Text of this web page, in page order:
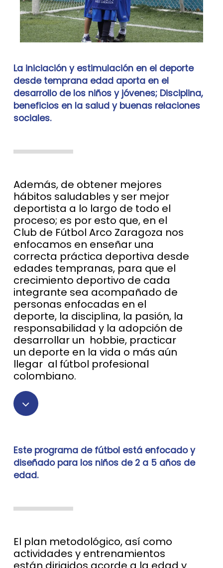
La iniciación y estimulación en el deporte
desde temprana edad aporta en el
desarrollo de los niños y jóvenes; Disciplina,
beneficios en la salud y buenas relaciones
sociales.
Además, de obtener mejores
hábitos saludables y ser mejor
deportista a lo largo de todo el
proceso; es por esto que, en el
Club de Fútbol Arco Zaragoza nos
enfocamos en enseñar una
correcta práctica deportiva desde
edades tempranas, para que el
crecimiento deportivo de cada
integrante sea acompañado de
personas enfocadas en el
deporte, la disciplina, la pasión, la
responsabilidad y la adopción de
desarrollar un hobbie, practicar
un deporte en la vida o más aún
llegar al fútbol profesional
colombiano.
Navigate
the
next
section
Este programa de fútbol está enfocado y
diseñado para los niños de 2 a 5 años de
edad.
El plan metodológico, así como
actividades y entrenamientos